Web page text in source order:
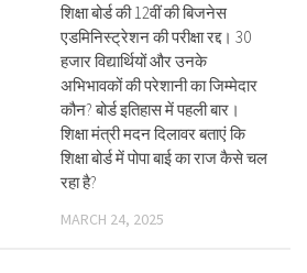
शिक्षा बोर्ड की 12वीं की बिजनेस
एडमिनिस्ट्रेशन की परीक्षा रद्द। 30
हजार विद्यार्थियों और उनके
अभिभावकों की परेशानी का जिम्मेदार
कौन? बोर्ड इतिहास में पहली बार।
शिक्षा मंत्री मदन दिलावर बताएं कि
शिक्षा बोर्ड में पोपा बाई का राज कैसे चल
रहा है?
MARCH 24, 2025